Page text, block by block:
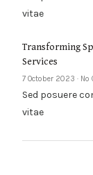
vitae
Transforming
Services
7 October 2023 No
Sed posuere
vitae